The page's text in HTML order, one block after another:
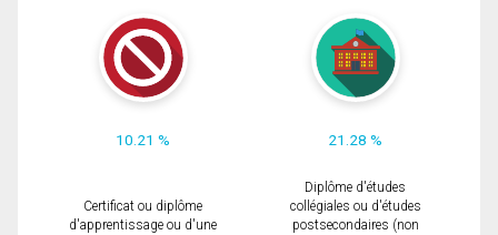
10.21 % 21.28 %
Certificat ou diplôme
d'apprentissage ou d'une
Diplôme d'études
collégiales ou d'études
postsecondaires (non